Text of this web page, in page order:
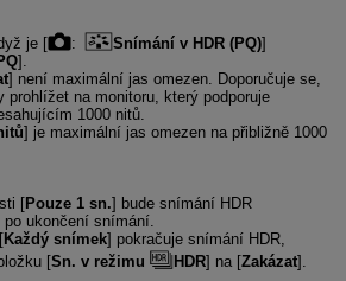
je [
: Snímání v HDR (PQ)]
].
] není maximální jas omezen. Doporučuje se,
prohlížet na monitoru, který podporuje
1000 nitů.
] je maximální jas omezen na přibližně 1000
[Pouze 1 sn.] bude snímání HDR
ukončení snímání.
Každý snímek] pokračuje snímání HDR,
[Sn. v režimu HDR] na [Zakázat].